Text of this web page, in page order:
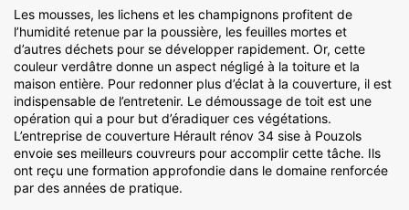
Les mousses, les lichens et les champignons profitent de
l’humidité retenue par la poussière, les feuilles mortes et
d’autres déchets pour se développer rapidement. Or, cette
couleur verdâtre donne un aspect négligé à la toiture et la
maison entière. Pour redonner plus d’éclat à la couverture, il est
indispensable de l’entretenir. Le démoussage de toit est une
opération qui a pour but d’éradiquer ces végétations.
L’entreprise de couverture Hérault rénov 34 sise à Pouzols
envoie ses meilleurs couvreurs pour accomplir cette tâche. Ils
ont reçu une formation approfondie dans le domaine renforcée
par des années de pratique.